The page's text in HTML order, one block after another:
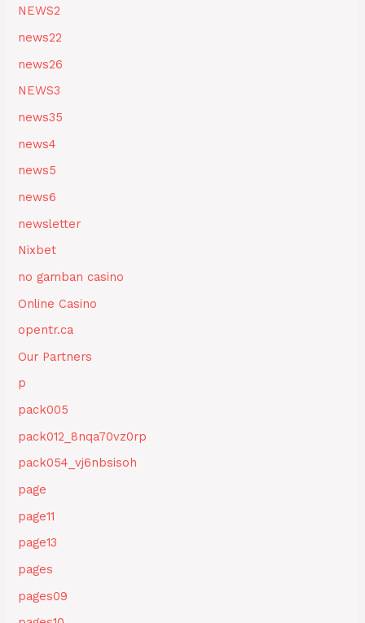
NEWS2
news22
news26
NEWS3
news35
news4
news5
news6
newsletter
Nixbet
no gamban casino
Online Casino
opentr.ca
Our Partners
p
pack005
pack012_8nqa70vz0rp
pack054_vj6nbsisoh
page
page11
page13
pages
pages09